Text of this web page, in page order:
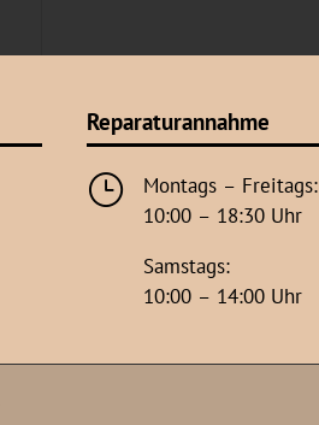
Reparaturannahme
}
Montags – Freitags:
10:00 – 18:30 Uhr
Samstags:
10:00 – 14:00 Uhr